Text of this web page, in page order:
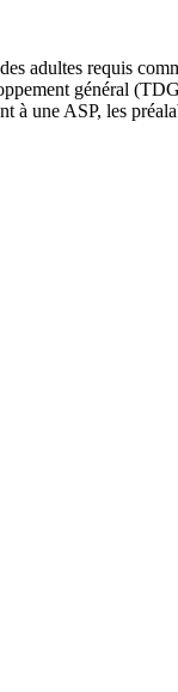
adultes requis
général
à une ASP, les